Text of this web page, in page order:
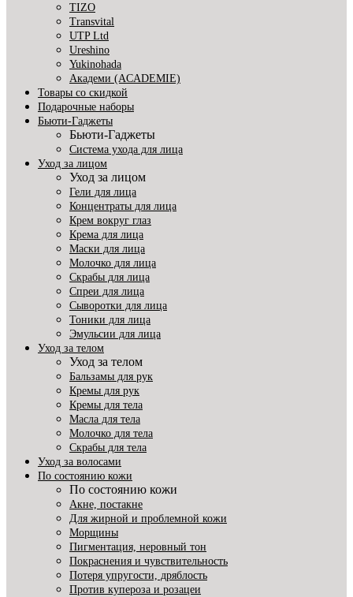
TIZO
Transvital
UTP Ltd
Ureshino
Yukinohada
Академи (ACADEMIE)
Товары со скидкой
Подарочные наборы
Бьюти-Гаджеты
Бьюти-Гаджеты
Система ухода для лица
Уход за лицом
Уход за лицом
Гели для лица
Концентраты для лица
Крем вокруг глаз
Крема для лица
Маски для лица
Молочко для лица
Скрабы для лица
Спреи для лица
Сыворотки для лица
Тоники для лица
Эмульсии для лица
Уход за телом
Уход за телом
Бальзамы для рук
Кремы для рук
Кремы для тела
Масла для тела
Молочко для тела
Скрабы для тела
Уход за волосами
По состоянию кожи
По состоянию кожи
Акне, постакне
Для жирной и проблемной кожи
Морщины
Пигментация, неровный тон
Покраснения и чувствительность
Потеря упругости, дряблость
Против купероза и розацеи